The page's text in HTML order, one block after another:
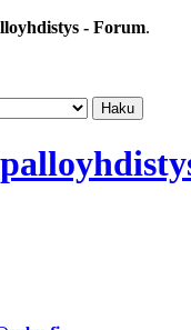
- Forum.